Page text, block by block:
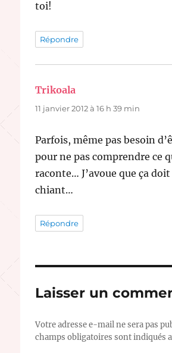
toi!
Répondre
Trikoala
11 janvier 2012 à 16 h 39 min
Parfois, même pas besoin
pour ne pas comprendre ce
raconte… J’avoue que ça
chiant…
Répondre
Laisser un
Votre adresse e-mail ne sera pas
champs obligatoires sont indiqués